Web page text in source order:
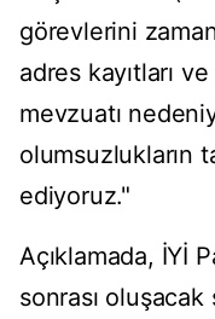
görevlerini
adres kayıtları
mevzuatı
olumsuzlukların
ediyoruz."
Açıklamada, İYİ
sonrası